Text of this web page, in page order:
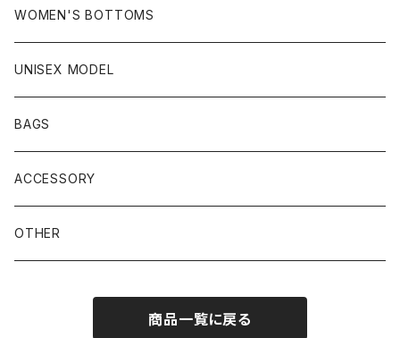
WOMEN'S BOTTOMS
UNISEX MODEL
BAGS
ACCESSORY
OTHER
商品一覧に戻る